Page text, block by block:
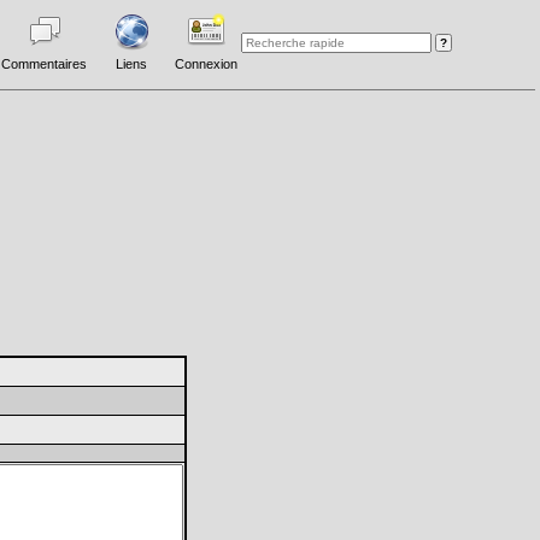
Commentaires Liens Connexion